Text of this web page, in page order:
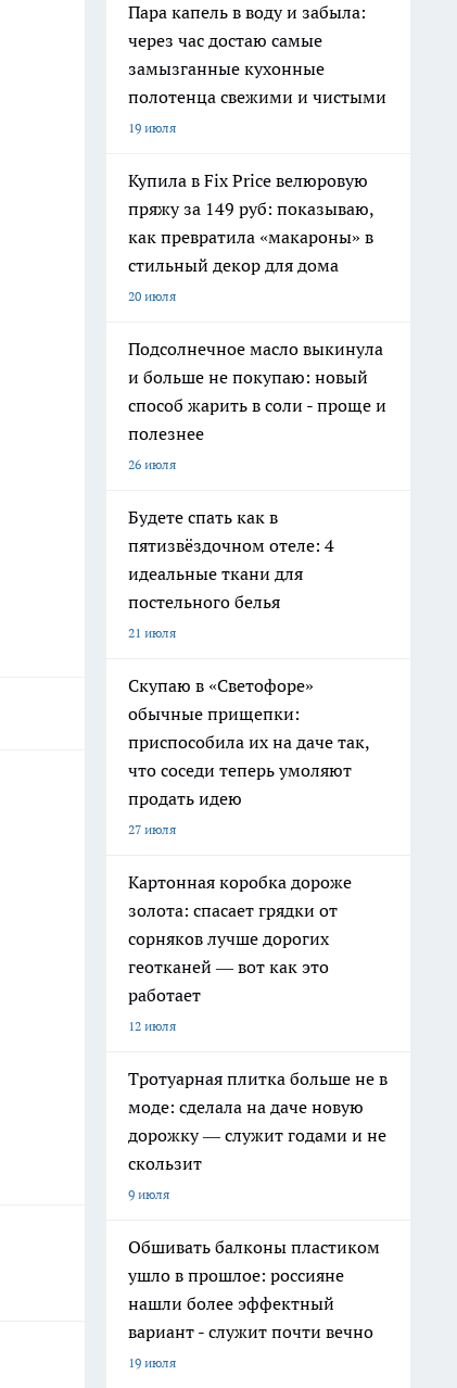
Пара капель в воду и забыла:
через час достаю самые
замызганные кухонные
полотенца свежими и чистыми
19 июля
Купила в Fix Price велюровую
пряжу за 149 руб: показываю,
как превратила «макароны» в
стильный декор для дома
20 июля
Подсолнечное масло выкинула
и больше не покупаю: новый
способ жарить в соли - проще и
полезнее
26 июля
Будете спать как в
пятизвёздочном отеле: 4
идеальные ткани для
постельного белья
21 июля
Скупаю в «Светофоре»
обычные прищепки:
приспособила их на даче так,
что соседи теперь умоляют
продать идею
27 июля
Картонная коробка дороже
золота: спасает грядки от
сорняков лучше дорогих
геотканей — вот как это
работает
12 июля
Тротуарная плитка больше не в
моде: сделала на даче новую
дорожку — служит годами и не
скользит
9 июля
Обшивать балконы пластиком
ушло в прошлое: россияне
нашли более эффектный
вариант - служит почти вечно
19 июля